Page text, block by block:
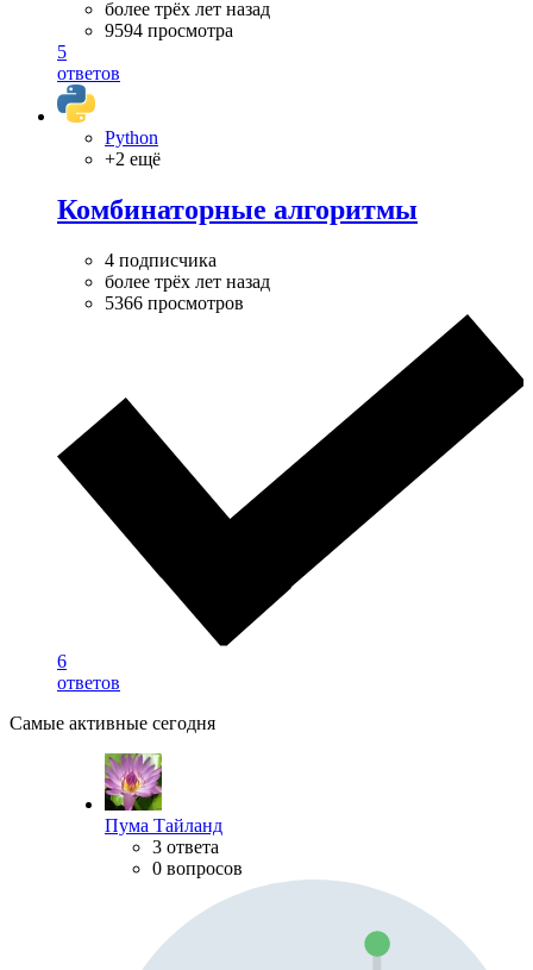
более трёх лет назад
9594 просмотра
5
ответов
Python
+2 ещё
Комбинаторные алгоритмы
4 подписчика
более трёх лет назад
5366 просмотров
6
ответов
Самые активные сегодня
Пума Тайланд
3 ответа
0 вопросов